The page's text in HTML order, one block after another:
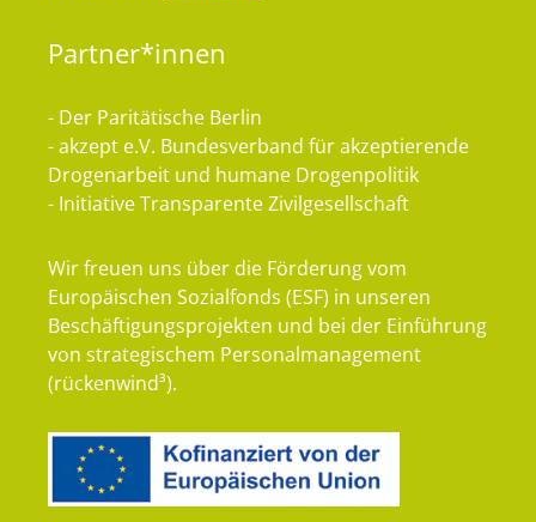
Partner*innen
- Der Paritätische Berlin
- akzept e.V. Bundesverband für akzeptierende
Drogenarbeit und humane Drogenpolitik
- Initiative Transparente Zivilgesellschaft
Wir freuen uns über die Förderung vom
Europäischen Sozialfonds (ESF) in unseren
Beschäftigungsprojekten und bei der Einführung
von strategischem Personalmanagement
(rückenwind³).